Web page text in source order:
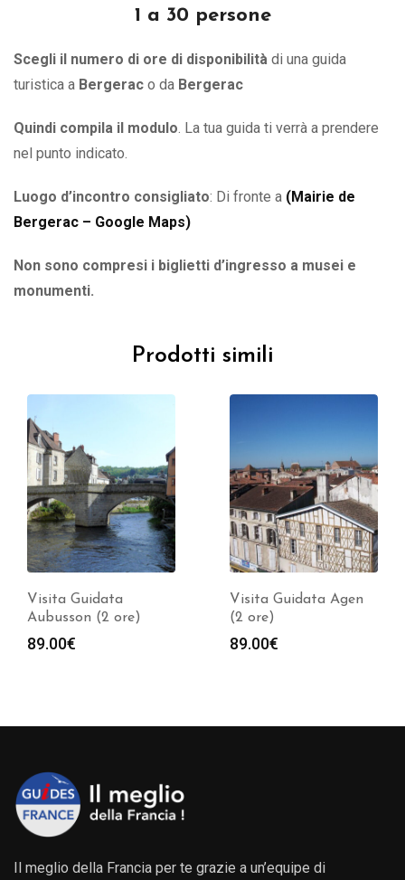
1 a 30 persone
Scegli il numero di ore di disponibilità di una guida
turistica a Bergerac o da Bergerac
Quindi compila il modulo. La tua guida ti verrà a prendere
nel punto indicato.
Luogo d’incontro consigliato: Di fronte a (Mairie de
Bergerac – Google Maps)
Non sono compresi i biglietti d’ingresso a musei e
monumenti.
Prodotti simili
Visita Guidata
Aubusson (2 ore)
89.00€
Visita Guidata Agen
(2 ore)
89.00€
Il meglio della Francia per te grazie a un’equipe di